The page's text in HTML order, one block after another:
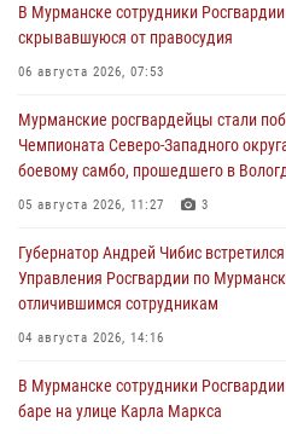
В Мурманске сотрудники
скрывавшуюся от правосудия
06 августа 2026, 07:53
Мурманские росгвардейцы стали
Чемпионата Северо-Западного
боевому самбо, прошедшего в
05 августа 2026, 11:27 3
Губернатор Андрей Чибис
Управления Росгвардии по
отличившимся сотрудникам
04 августа 2026, 14:16
В Мурманске сотрудники
баре на улице Карла Маркса